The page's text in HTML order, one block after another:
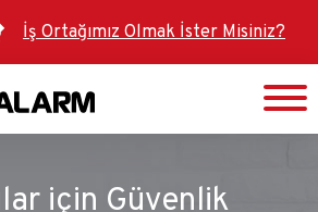
İş Ortağımız Olmak İster Misiniz?
için Güvenlik